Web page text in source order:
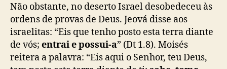
Não obstante, no deserto Israel desobedeceu às
ordens de provas de Deus. Jeová disse aos
israelitas: “Eis que tenho posto esta terra diante
de vós; entrai e possui-a” (Dt 1.8). Moisés
reitera a palavra: “Eis aqui o Senhor, teu Deus,